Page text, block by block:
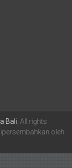
Bali. All rights
oleh